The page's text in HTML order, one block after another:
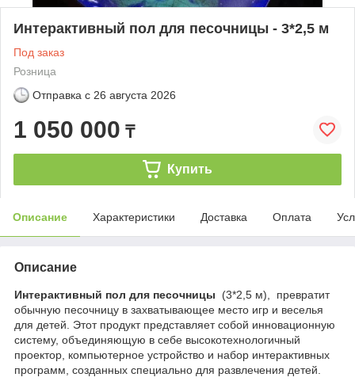
Интерактивный пол для песочницы - 3*2,5 м
Под заказ
Розница
Отправка с 26 августа 2026
1 050 000 ₸
Купить
Описание Характеристики Доставка Оплата
Описание
Интерактивный пол для песочницы (3*2,5 м), превратит
обычную песочницу в захватывающее место игр и веселья
для детей. Этот продукт представляет собой инновационную
систему, объединяющую в себе высокотехнологичный
проектор, компьютерное устройство и набор интерактивных
программ, созданных специально для развлечения детей.